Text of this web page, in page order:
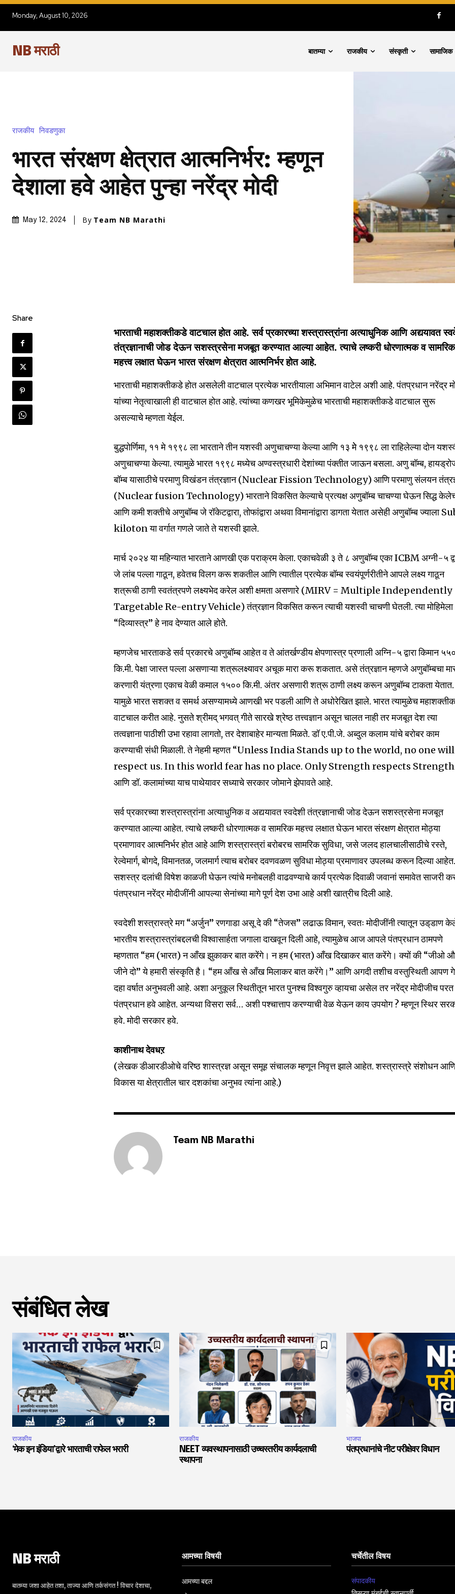
Join our community of
SUBSCRIBERS and be part
of the conversation.
To subscribe, simply enter your email address on our website or click
the subscribe button below. Don't worry, we respect your privacy and
won't spam your inbox. Your information is safe with us.
I've read and
6,300
Fans Followers
Monday, August 10, 2026
NB मराठी बातम्या राजकीय संस्कृती सामाजिक
राजकीय निवडणुका
भारत संरक्षण क्षेत्रात आत्मनिर्भर: म्हणून
देशाला हवे आहेत पुन्हा नरेंद्र मोदी
May 12, 2024 By Team NB Marathi
Share
भारताची महाशक्तीकडे वाटचाल होत आहे. सर्व प्रकारच्या शस्त्रास्त्रांना अत्याधुनिक आणि अद्ययावत
तंत्रज्ञानाची जोड देऊन सशस्त्रसेना मजबूत करण्यात आल्या आहेत. त्याचे लष्करी धोरणात्मक व सामरिक
महत्त्व लक्षात घेऊन भारत संरक्षण क्षेत्रात आत्मनिर्भर होत आहे.
भारताची महाशक्तीकडे होत असलेली वाटचाल प्रत्येक भारतीयाला अभिमान वाटेल अशी आहे. पंतप्रधान नरेंद्र
यांच्या नेतृत्वाखाली ही वाटचाल होत आहे. त्यांच्या कणखर भूमिकेमुळेच भारताची महाशक्तीकडे वाटचाल सुरू
असल्याचे म्हणता येईल.
बुद्ध‌पोर्णिमा, ११ मे १९९८ ला भारताने तीन यशस्वी अणुचाचण्या केल्या आणि १३ मेे १९९८ ला राहिलेल्या दोन
अणुचाचण्या केल्या. त्यामुळे भारत १९९८ मध्येच अण्वस्त्रधारी देशांच्या पंक्तीत जाऊन बसला. अणु बॉम्ब,
बॉम्ब यासाठीचे परमाणु विखंडन तंत्रज्ञान (Nuclear Fission Technology) आणि परमाणु संलयन
(Nuclear fusion Technology) भारताने विकसित केल्याचे प्रत्यक्ष अणुबॉम्ब चाचण्या घेऊन सिद्ध
आणि कमी शक्तीचे अणुबॉम्ब जे रॉकेटद्वारा, तोफांद्वारा अथवा विमानांद्वारा डागता येतात असेही अणुबॉम्ब ज्याला
kiloton या वर्गात गणले जाते ते यशस्वी झाले.
मार्च २०२४ या महिन्यात भारताने आणखी एक पराक्रम केला. एकाचवेळी ३ ते ८ अणुबॉम्ब एका ICBM अग्नी-५
जे लांब पल्ला गाठून, हवेतच विलग करू शकतील आणि त्यातील प्रत्येक बॉम्ब स्वयंपूर्णरीतीने आपले लक्ष्य गाठून
शत्रूची ठाणी स्वतंत्रपणे लक्ष्यभेद करेल अशी क्षमता असणारे (MIRV = Multiple Independently
Targetable Re-entry Vehicle) तंत्रज्ञान विकसित करून त्याची यशस्वी चाचणी घेतली. त्या मोहिमेला
“दिव्यास्त्र” हे नाव देण्यात आले होते.
म्हणजेच भारताकडे सर्व प्रकारचे अणुबॉम्ब आहेत व ते आंतर्खण्डीय क्षेपणास्त्र प्रणाली अग्नि-५ द्वारा किमान
कि.मी. पेक्षा जास्त पल्ला असणाऱ्या शत्रूलक्ष्यावर अचूक मारा करू शकतात. असे तंत्रज्ञान म्हणजे अणुबॉम्बचा
करणारी यंत्रणा एकाच वेळी कमाल १५०० कि.मी. अंतर असणारी शत्रू ठाणी लक्ष्य करून अणुबॉम्ब टाकता येतात.
यामुळे भारत सशक्त व समर्थ असण्यामध्ये आणखी भर पडली आणि ते अधोरेखित झाले. भारत त्यामुळेच
वाटचाल करीत आहे. नुसते श्रीमद् भगवत् गीते सारखे श्रेष्ठ तत्त्वज्ञान असून चालत नाही तर मजबूत देश त्या
तत्वज्ञाना पाठीशी उभा रहावा लागतो, तर देशाबाहेर मान्यता मिळते. डॉ ए.पी.जे. अब्दुल कलाम यांचे बरोबर काम
करण्याची संधी मिळाली. ते नेहमी म्हणत “Unless India Stands up to the world, no one will
respect us. In this world fear has no place. Only Strength respects
आणि डॉ. कलामांच्या याच पाथेयावर सध्याचे सरकार जोमाने झेपावते आहे.
सर्व प्रकारच्या शस्त्रास्त्रांना अत्याधुनिक व अद्ययावत स्वदेशी तंत्रज्ञानाची जोड देऊन सशस्त्रसेना मजबूत
करण्यात आल्या आहेत. त्याचे लष्करी धोरणात्मक व सामरिक महत्त्व लक्षात घेऊन भारत संरक्षण क्षेत्रात मोठ्या
प्रमाणावर आत्मनिर्भर होत आहे आणि शस्त्रास्त्रां बरोबरच सामरिक सुविधा, जसे जलद हालचालीसाठीचे रस्ते,
रेल्वेमार्ग, बोगदे, विमानतळ, जलमार्ग त्याच बरोबर दवणवळण सुविधा मोठ्या प्रमाणावर उपलब्ध करून दिल्या आहेत.
सशस्त्र दलांची विषेश काळजी घेऊन त्यांचे मनोबलही वाढवण्याचे कार्य प्रत्येक दिवाळी जवानां समावेत साजरी
पंतप्रधान नरेंद्र मोदीजींनी आपल्या सेनांच्या मागे पूर्ण देश उभा आहे अशी खात्रीच दिली आहे.
स्वदेशी शस्त्रास्त्रे मग “अर्जुन” रणगाडा असू दे की “तेजस” लढाऊ विमान, स्वतः मोदीजींनी त्यातून उड्‌डाण
भारतीय शस्त्रास्त्रांबद्दलची विश्वासार्हता जगाला दाखवून दिली आहे, त्यामुळेच आज आपले पंतप्रधान ठामपणे
म्हणतात “हम (भारत) न आँख झुकाकर बात करेंगे। न हम (भारत) आँख दिखाकर बात करेंगे। क्यों की “जीओ
जीने दो” ये हमारी संस्कृति है। “हम आँख से आँख मिलाकर बात करेंगे।” आणि अगदी तशीच वस्तुस्थिती आपण
दहा वर्षात अनुभवली आहे. अशा अनुकूल स्थितीतून भारत पुनश्च विश्वगुरु व्हायचा असेल तर नरेंद्र मोदीजीच परत
पंतप्रधान हवे आहेत. अन्यथा विसरा सर्व… अशी पश्चात्ताप करण्याची वेळ येऊन काय उपयोग ? म्हणून स्थिर
हवे. मोदी सरकार हवे.
काशीनाथ देवधऱ
(लेखक डीआरडीओचे वरिष्ठ शास्त्रज्ञ असून समूह संचालक म्हणून निवृत्त झाले आहेत. शस्त्रास्त्रे संशोधन
विकास या क्षेत्रातील चार दशकांचा अनुभव त्यांना आहे.)
Team NB Marathi
संबंधित लेख
राजकीय
‘मेक इन इंडिया’द्वारे भारताची राफेल भरारी
राजकीय
NEET व्यवस्थापनासाठी उच्चस्तरीय कार्यदलाची
स्थापना
भाजपा
पंतप्रधानांचे नीट परीक्षेवर विधान
NB मराठी
बातम्या जशा आहेत तशा, ताज्या आणि तर्कसंगत ! विचार देशाचा,
आमच्या विषयी
आमच्या बद्दल
चर्चेतील विषय
संपादकीय